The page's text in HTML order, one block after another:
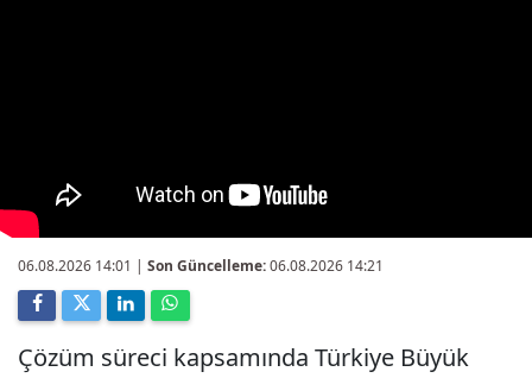
06.08.2026 14:01 | Son Güncelleme:06.08.2026 14:21
Çözüm süreci kapsamında Türkiye Büyük